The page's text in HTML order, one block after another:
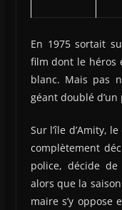
En 1975 sortait
film dont le héros
blanc. Mais pas
géant doublé
Sur l’île d’Amity,
complètement
police, décide
alors que la
maire s’y oppose